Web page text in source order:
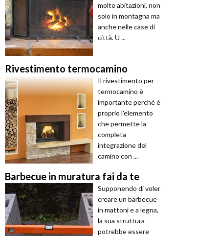
molte abitazioni, non
solo in montagna ma
anche nelle case di
città. U ...
Rivestimento termocamino
Il rivestimento per
termocamino è
importante perché è
proprio l'elemento
che permette la
completa
integrazione del
camino con ...
Barbecue in muratura fai da te
Supponendo di voler
creare un barbecue
in mattoni e a legna,
la sua struttura
potrebbe essere